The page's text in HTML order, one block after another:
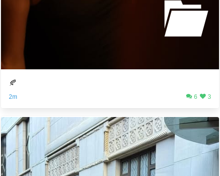
🍂
2m 6 3